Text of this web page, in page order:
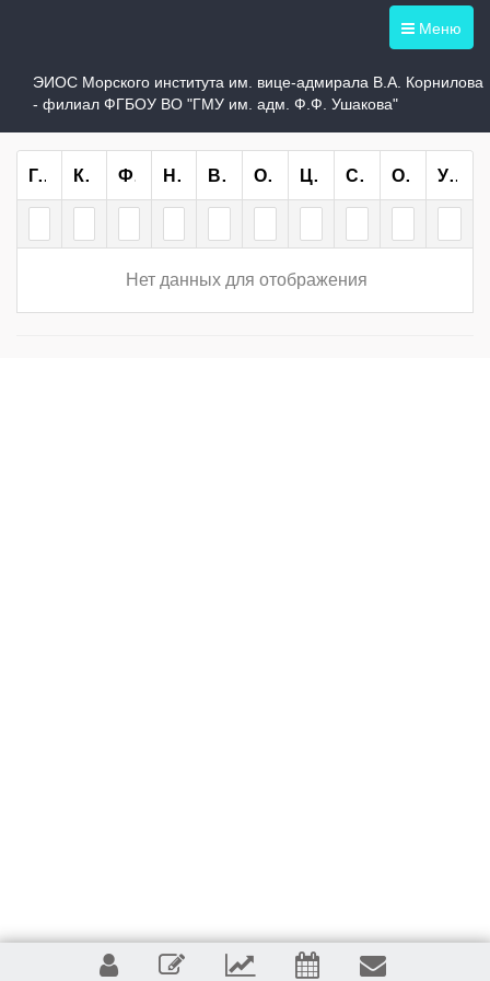
Меню
ЭИОС Морского института им. вице-адмирала В.А. Корнилова
- филиал ФГБОУ ВО "ГМУ им. адм. Ф.Ф. Ушакова"
Группы института
Группа Курс Форма Обучения Направление/специальность Всего ОО ЦН СН ОП Учебный План
Нет данных для отображения